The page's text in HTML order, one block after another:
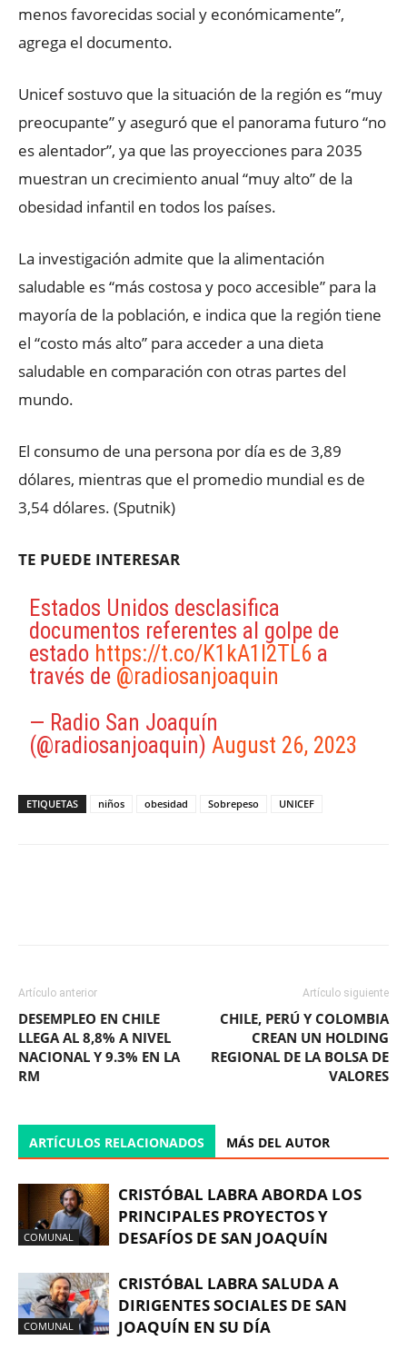
menos favorecidas social y económicamente”,
agrega el documento.
Unicef sostuvo que la situación de la región es “muy
preocupante” y aseguró que el panorama futuro “no
es alentador”, ya que las proyecciones para 2035
muestran un crecimiento anual “muy alto” de la
obesidad infantil en todos los países.
La investigación admite que la alimentación
saludable es “más costosa y poco accesible” para la
mayoría de la población, e indica que la región tiene
el “costo más alto” para acceder a una dieta
saludable en comparación con otras partes del
mundo.
El consumo de una persona por día es de 3,89
dólares, mientras que el promedio mundial es de
3,54 dólares. (Sputnik)
TE PUEDE INTERESAR
Estados Unidos desclasifica
documentos referentes al golpe de
estado https://t.co/K1kA1l2TL6 a
través de @radiosanjoaquin
— Radio San Joaquín
(@radiosanjoaquin) August 26, 2023
ETIQUETAS niños obesidad Sobrepeso UNICEF
Artículo anterior
DESEMPLEO EN CHILE
LLEGA AL 8,8% A NIVEL
NACIONAL Y 9.3% EN LA
RM
Artículo siguiente
CHILE, PERÚ Y COLOMBIA
CREAN UN HOLDING
REGIONAL DE LA BOLSA DE
VALORES
ARTÍCULOS RELACIONADOS MÁS DEL AUTOR
COMUNAL
CRISTÓBAL LABRA ABORDA LOS
PRINCIPALES PROYECTOS Y
DESAFÍOS DE SAN JOAQUÍN
COMUNAL
CRISTÓBAL LABRA SALUDA A
DIRIGENTES SOCIALES DE SAN
JOAQUÍN EN SU DÍA